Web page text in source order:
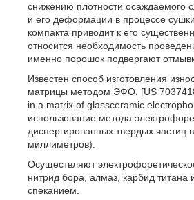
снижению плотности осаждаемого
и его деформации в процессе
компакта приводит к его
относится необходимость
именно порошок подвергают
Известен способ изготовления
матрицы методом ЭФО. [US
in a matrix of glassceramic
использование метода
диспергированных твердых
миллиметров).
Осуществляют
нитрид бора, алмаз, карбид
спеканием.